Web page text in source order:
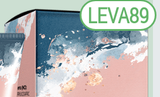
LEVA89